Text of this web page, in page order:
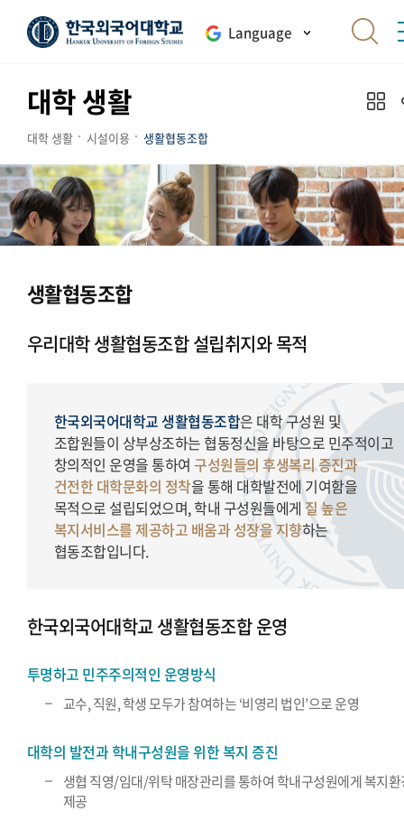
Language
대학 생활
대학 생활 시설이용 생활협동조합
생활협동조합
우리대학 생활협동조합 설립취지와 목적
한국외국어대학교 생활협동조합은 대학 구성원 및
조합원들이 상부상조하는 협동정신을 바탕으로 민주적이고
창의적인 운영을 통하여구성원들의 후생복리 증진과
건전한 대학문화의 정착을 통해 대학발전에 기여함을
목적으로 설립되었으며, 학내 구성원들에게질 높은
복지서비스를 제공하고 배움과 성장을 지향하는
협동조합입니다.
한국외국어대학교 생활협동조합 운영
투명하고 민주주의적인 운영방식
교수, 직원, 학생 모두가 참여하는 ‘비영리 법인’으로 운영
대학의 발전과 학내구성원을 위한 복지 증진
생협 직영/임대/위탁 매장관리를 통하여 학내구성원에게 복지
제공